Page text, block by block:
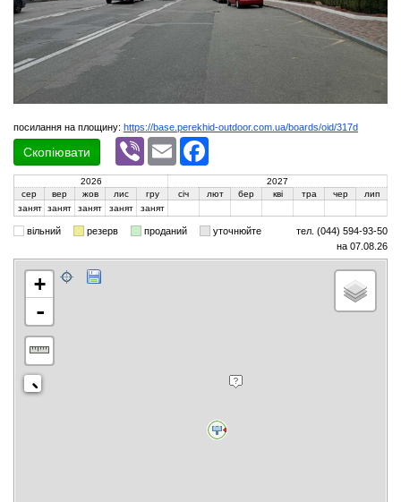
посилання на площину: https://base.perekhid-outdoor.com.ua/boards/oid/317d
Скопіювати
Viber Email
2026
2027
сер
вер жов лис гру січ лют бер кві тра чер
лип
занят занят занят занят занят
вільний резерв проданий уточнюйте
тел. (044) 594-93-50
на 07.08.26
+
-